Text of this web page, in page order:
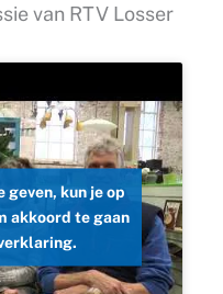
van RTV Losser
geven, kun je op
akkoord te gaan